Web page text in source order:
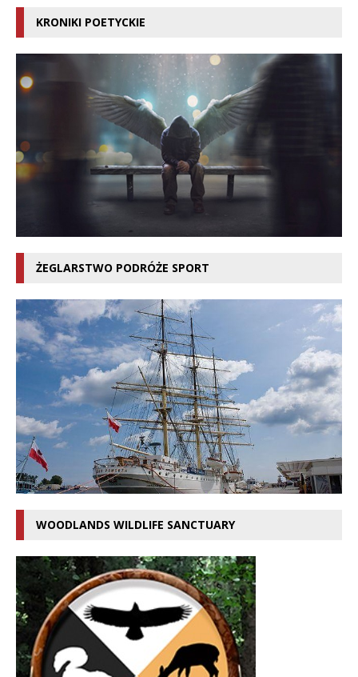
KRONIKI POETYCKIE
ŻEGLARSTWO PODRÓŻE SPORT
WOODLANDS WILDLIFE SANCTUARY